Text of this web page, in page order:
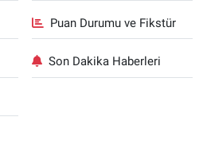
Puan Durumu ve Fikstür
Son Dakika Haberleri